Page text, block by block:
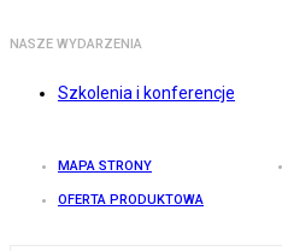
NASZE WYDARZENIA
Szkolenia i konferencje
MAPA STRONY
OFERTA PRODUKTOWA